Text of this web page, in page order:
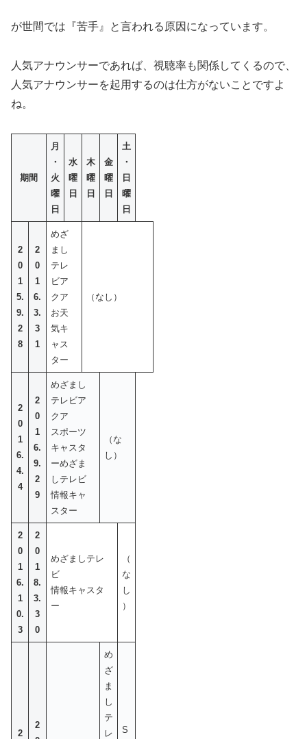
が世間では『苦手』と言われる原因になっています。
人気アナウンサーであれば、視聴率も関係してくるので、
人気アナウンサーを起用するのは仕方がないことですよ
ね。
期間
月
・
火
曜
日
水
曜
日
木
曜
日
金
曜
日
土
・
日
曜
日
2
0
1
5.
9.
2
8
2
0
1
6.
3.
3
1
めざ
まし
テレ
ビア
クア
お天
気キ
ャス
ター
（なし）
2
0
1
6.
4.
4
2
0
1
6.
9.
2
9
めざまし
テレビア
クア
スポーツ
キャスタ
ーめざま
しテレビ
情報キャ
スター
（な
し）
2
0
1
6.
1
0.
3
2
0
1
8.
3.
3
0
めざましテレ
ビ
情報キャスタ
ー
（
な
し
）
2
2
め
ざ
ま
し
テ
レ
S